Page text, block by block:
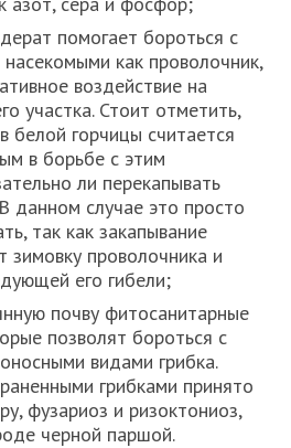
помогает бороться с
как проволочник,
воздействие на
участка. Стоит отметить,
белой горчицы считается
в борьбе с этим
ли перекапывать
данном случае это просто
так как закапывание
зимовку проволочника и
его гибели;
почву фитосанитарные
позволят бороться с
видами грибка.
грибками принято
фузариоз и ризоктониоз,
черной паршой.